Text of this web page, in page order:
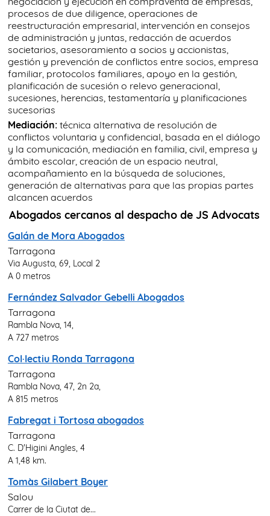
procesos de due diligence, operaciones de
reestructuración empresarial, intervención en consejos
de administración y juntas, redacción de acuerdos
societarios, asesoramiento a socios y accionistas,
gestión y prevención de conflictos entre socios, empresa
familiar, protocolos familiares, apoyo en la gestión,
planificación de sucesión o relevo generacional,
sucesiones, herencias, testamentaría y planificaciones
sucesorias
Mediación: técnica alternativa de resolución de
conflictos voluntaria y confidencial, basada en el diálogo
y la comunicación, mediación en familia, civil, empresa y
ámbito escolar, creación de un espacio neutral,
acompañamiento en la búsqueda de soluciones,
generación de alternativas para que las propias partes
alcancen acuerdos
Abogados cercanos al despacho de JS Advocats
Galán de Mora Abogados
Tarragona
Via Augusta, 69, Local 2
A 0 metros
Fernández Salvador Gebelli Abogados
Tarragona
Rambla Nova, 14,
A 727 metros
Col·lectiu Ronda Tarragona
Tarragona
Rambla Nova, 47, 2n 2a,
A 815 metros
Fabregat i Tortosa abogados
Tarragona
C. D'Higini Angles, 4
A 1,48 km.
Tomàs Gilabert Boyer
Salou
Carrer de la Ciutat de...